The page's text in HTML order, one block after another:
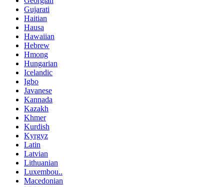
Gujarati
Haitian
Hausa
Hawaiian
Hebrew
Hmong
Hungarian
Icelandic
Igbo
Javanese
Kannada
Kazakh
Khmer
Kurdish
Kyrgyz
Latin
Latvian
Lithuanian
Luxembou..
Macedonian